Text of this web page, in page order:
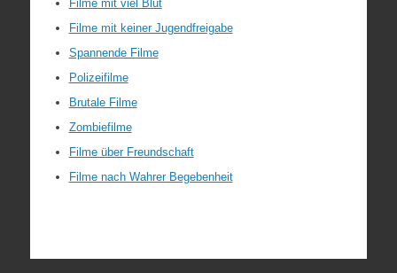
Filme mit viel Blut
Filme mit keiner Jugendfreigabe
Spannende Filme
Polizeifilme
Brutale Filme
Zombiefilme
Filme über Freundschaft
Filme nach Wahrer Begebenheit